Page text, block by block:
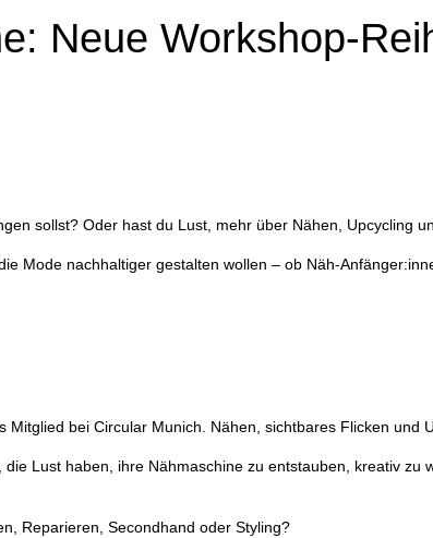
Neue Workshop-
sollst? Oder hast du Lust, mehr über Nähen, Upcycling
Mode nachhaltiger gestalten wollen – ob Näh-
bei Circular Munich. Nähen, sichtbares Flicken und
Lust haben, ihre Nähmaschine zu entstauben, kreativ
Reparieren, Secondhand oder Styling?